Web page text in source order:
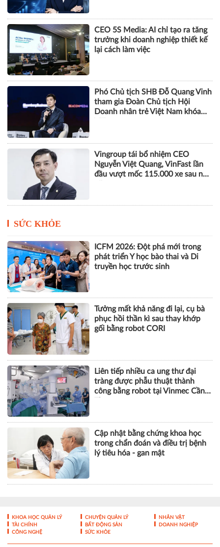
CEO 5S Media: AI chỉ tạo ra tăng
trưởng khi doanh nghiệp thiết kế
lại cách làm việc
Phó Chủ tịch SHB Đỗ Quang Vinh
tham gia Đoàn Chủ tịch Hội
Doanh nhân trẻ Việt Nam khóa
Vingroup tái bổ nhiệm CEO
Nguyễn Việt Quang, VinFast lần
đầu vượt mốc 115.000 xe sau nửa
SỨC KHỎE
ICFM 2026: Đột phá mới trong
phát triển Y học bào thai và Di
truyền học trước sinh
Tưởng mất khả năng đi lại, cụ bà
phục hồi thần kì sau thay khớp
gối bằng robot CORI
Liên tiếp nhiều ca ung thư đại
tràng được phẫu thuật thành
công bằng robot tại Vinmec Cần
Cập nhật bằng chứng khoa học
trong chẩn đoán và điều trị bệnh
lý tiêu hóa - gan mật
KHOA HỌC QUẢN LÝ CHUYỆN QUẢN LÝ
NHÂN VẬT
TÀI CHÍNH
BẤT ĐỘNG SẢN
DOANH NGHIỆP
CÔNG NGHỆ
SỨC KHỎE